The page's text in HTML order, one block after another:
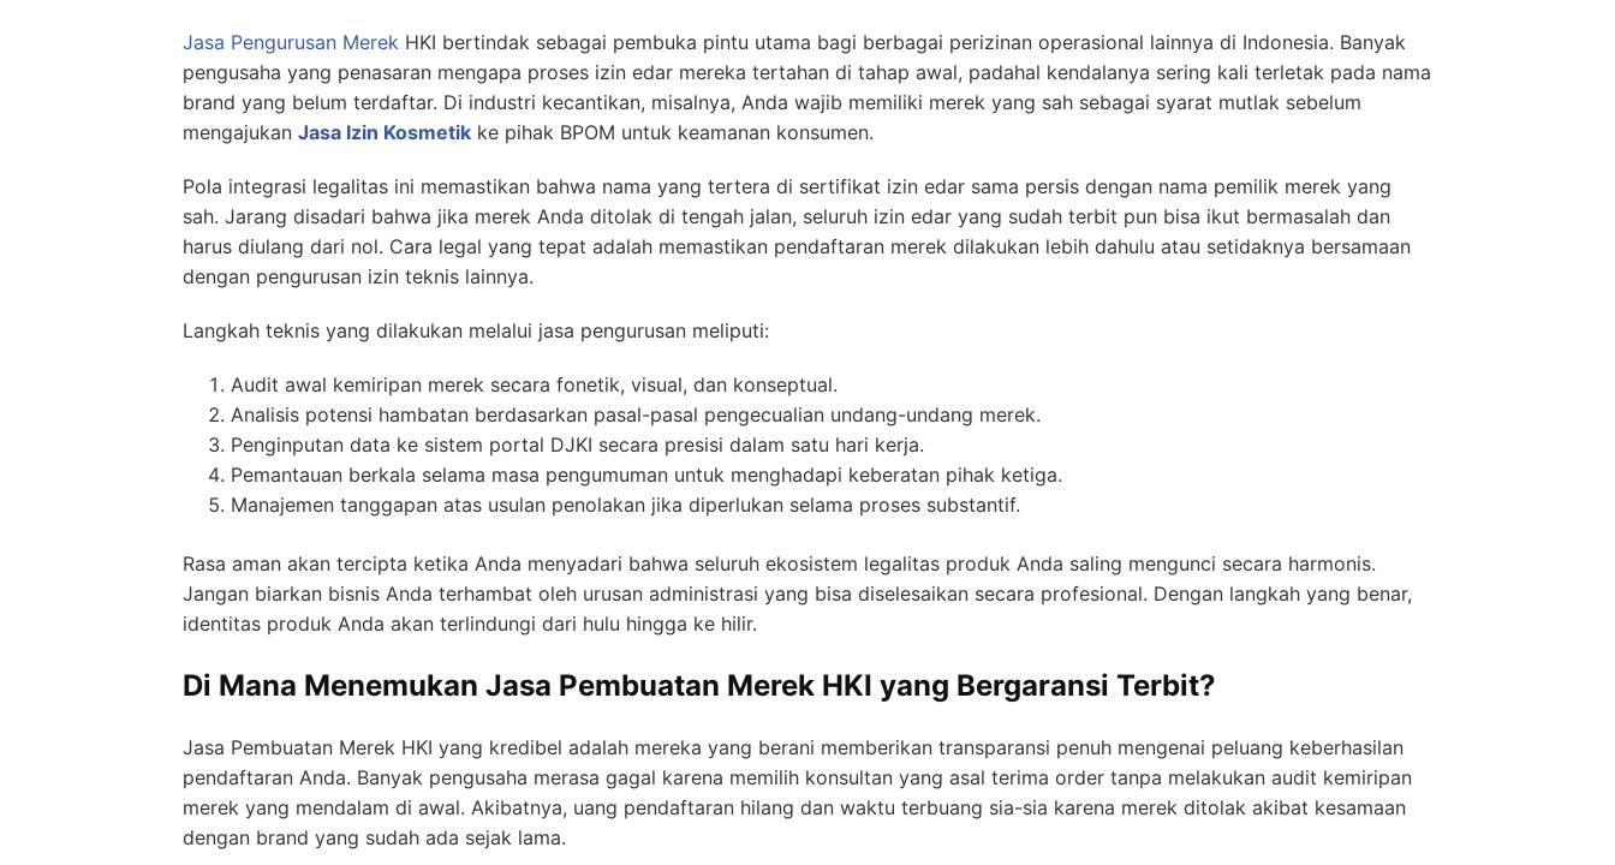
Jasa Pengurusan Merek HKI bertindak sebagai pembuka pintu utama bagi berbagai perizinan operasional lainnya di Indonesia. Banyak
pengusaha yang penasaran mengapa proses izin edar mereka tertahan di tahap awal, padahal kendalanya sering kali terletak pada nama
brand yang belum terdaftar. Di industri kecantikan, misalnya, Anda wajib memiliki merek yang sah sebagai syarat mutlak sebelum
mengajukan Jasa Izin Kosmetik ke pihak BPOM untuk keamanan konsumen.
Pola integrasi legalitas ini memastikan bahwa nama yang tertera di sertifikat izin edar sama persis dengan nama pemilik merek yang
sah. Jarang disadari bahwa jika merek Anda ditolak di tengah jalan, seluruh izin edar yang sudah terbit pun bisa ikut bermasalah dan
harus diulang dari nol. Cara legal yang tepat adalah memastikan pendaftaran merek dilakukan lebih dahulu atau setidaknya bersamaan
dengan pengurusan izin teknis lainnya.
Langkah teknis yang dilakukan melalui jasa pengurusan meliputi:
Audit awal kemiripan merek secara fonetik, visual, dan konseptual.
Analisis potensi hambatan berdasarkan pasal-pasal pengecualian undang-undang merek.
Penginputan data ke sistem portal DJKI secara presisi dalam satu hari kerja.
Pemantauan berkala selama masa pengumuman untuk menghadapi keberatan pihak ketiga.
Manajemen tanggapan atas usulan penolakan jika diperlukan selama proses substantif.
Rasa aman akan tercipta ketika Anda menyadari bahwa seluruh ekosistem legalitas produk Anda saling mengunci secara harmonis.
Jangan biarkan bisnis Anda terhambat oleh urusan administrasi yang bisa diselesaikan secara profesional. Dengan langkah yang benar,
identitas produk Anda akan terlindungi dari hulu hingga ke hilir.
Di Mana Menemukan Jasa Pembuatan Merek HKI yang Bergaransi Terbit?
Jasa Pembuatan Merek HKI yang kredibel adalah mereka yang berani memberikan transparansi penuh mengenai peluang keberhasilan
pendaftaran Anda. Banyak pengusaha merasa gagal karena memilih konsultan yang asal terima order tanpa melakukan audit kemiripan
merek yang mendalam di awal. Akibatnya, uang pendaftaran hilang dan waktu terbuang sia-sia karena merek ditolak akibat kesamaan
dengan brand yang sudah ada sejak lama.